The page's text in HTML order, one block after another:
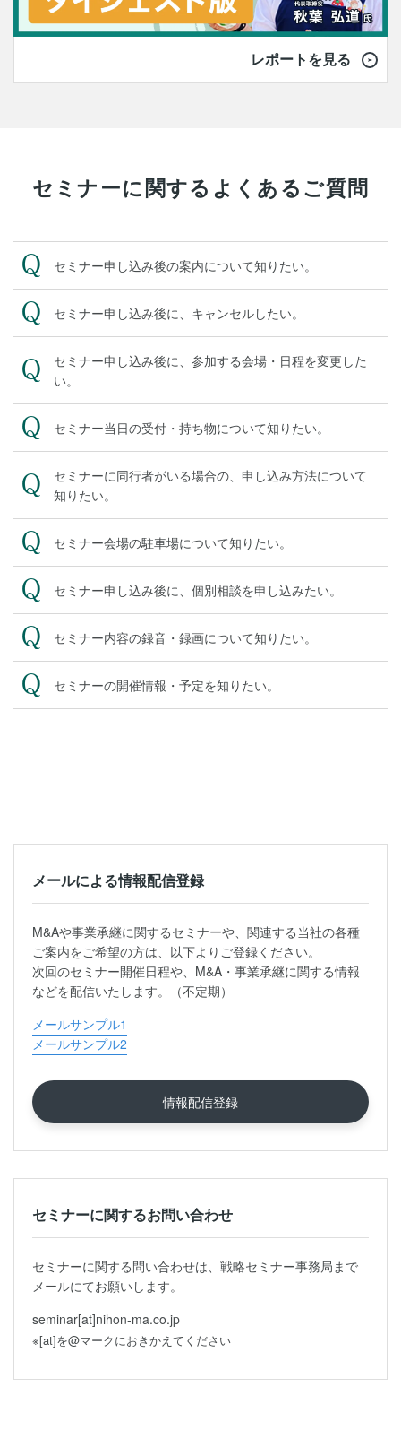
レポートを見る
セミナーに関するよくあるご質問
セミナー申し込み後の案内について知りたい。
セミナー申し込み後に、キャンセルしたい。
セミナー申し込み後に、参加する会場・日程を変更した
い。
セミナー当日の受付・持ち物について知りたい。
セミナーに同行者がいる場合の、申し込み方法について
知りたい。
セミナー会場の駐車場について知りたい。
セミナー申し込み後に、個別相談を申し込みたい。
セミナー内容の録音・録画について知りたい。
セミナーの開催情報・予定を知りたい。
メールによる情報配信登録
M&Aや事業承継に関するセミナーや、関連する当社の各種
ご案内をご希望の方は、以下よりご登録ください。
次回のセミナー開催日程や、M&A・事業承継に関する情報
などを配信いたします。（不定期）
メールサンプル1
メールサンプル2
情報配信登録
セミナーに関するお問い合わせ
セミナーに関する問い合わせは、戦略セミナー事務局まで
メールにてお願いします。
seminar[at]nihon-ma.co.jp
※[at]を@マークにおきかえてください